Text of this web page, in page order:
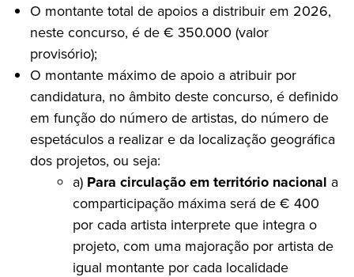
O montante total de apoios a distribuir em 2026,
neste concurso, é de € 350.000 (valor
provisório);
O montante máximo de apoio a atribuir por
candidatura, no âmbito deste concurso, é definido
em função do número de artistas, do número de
espetáculos a realizar e da localização geográfica
dos projetos, ou seja:
a) Para circulação em território nacional a
comparticipação máxima será de € 400
por cada artista interprete que integra o
projeto, com uma majoração por artista de
igual montante por cada localidade